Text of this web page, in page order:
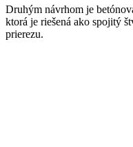
Druhým návrhom je
ktorá je riešená ako spojitý
prierezu.